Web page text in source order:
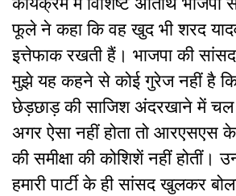
फूले ने कहा कि वह खुद भी शरद
इत्तेफाक रखती हैं। भाजपा की
मुझे यह कहने से कोई गुरेज नहीं है
छेड़छाड़ की साजिश अंदरखाने में चल
अगर ऐसा नहीं होता तो आरएसएस
की समीक्षा की कोशिशें नहीं होतीं।
हमारी पार्टी के ही सांसद खुलकर